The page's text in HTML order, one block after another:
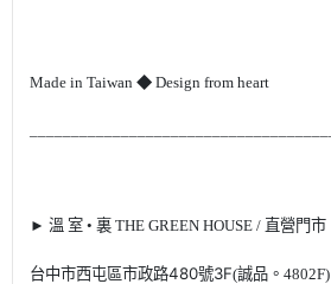
Made in Taiwan ◆ Design from heart
► 溫 室 • 裏 THE GREEN HOUSE / 直營門市
台中市西屯區市政路480號3F(誠品。 4802F)